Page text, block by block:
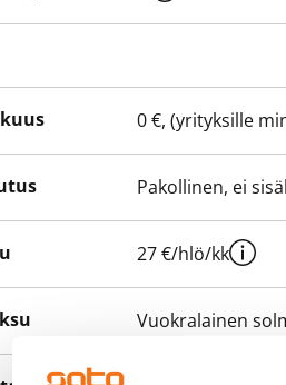
0 €, (yrityksille
Pakollinen, ei
27 €/hlö/kk
Vuokralainen